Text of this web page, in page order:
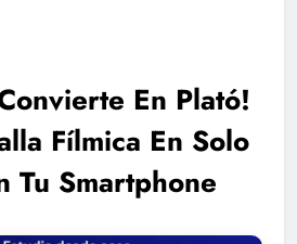
En Plató!
Fílmica En Solo
Tu Smartphone